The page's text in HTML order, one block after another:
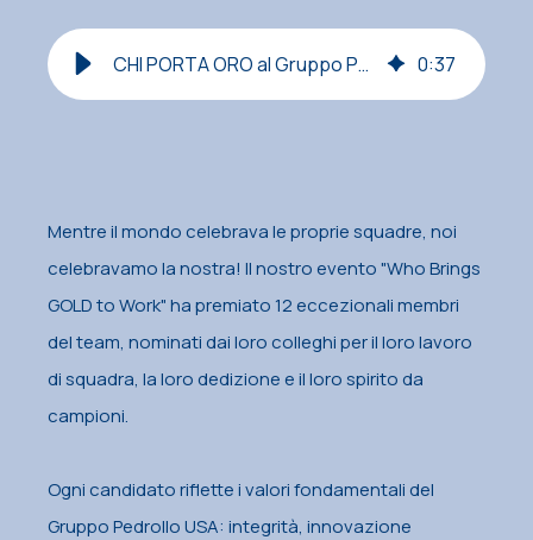
CHI PORTA ORO al Gruppo Pedrollo USA? 0:37
Mentre il mondo celebrava le proprie squadre, noi
celebravamo la nostra! Il nostro evento "Who Brings
GOLD to Work" ha premiato 12 eccezionali membri
del team, nominati dai loro colleghi per il loro lavoro
di squadra, la loro dedizione e il loro spirito da
campioni.
Ogni candidato riflette i valori fondamentali del
Gruppo Pedrollo USA: integrità, innovazione